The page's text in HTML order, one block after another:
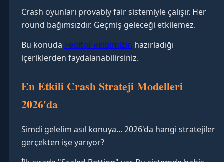
Crash oyunları provably fair sistemiyle çalışır. Her
round bağımsızdır. Geçmiş geleceği etkilemez.
Bu konuda >editör ekibimizin hazırladığı
içeriklerden faydalanabilirsiniz.
En Etkili Crash Strateji Modelleri
2026'da
Simdi gelelim asıl konuya... 2026'da hangi stratejiler
gerçekten işe yarıyor?